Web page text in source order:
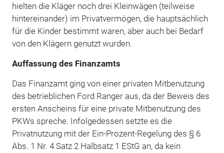
hielten die Kläger noch drei Kleinwägen (teilweise
hintereinander) im Privatvermögen, die hauptsächlich
für die Kinder bestimmt waren, aber auch bei Bedarf
von den Klägern genutzt wurden.
Auffassung des Finanzamts
Das Finanzamt ging von einer privaten Mitbenutzung
des betrieblichen Ford Ranger aus, da der Beweis des
ersten Anscheins für eine private Mitbenutzung des
PKWs spreche. Infolgedessen setzte es die
Privatnutzung mit der Ein-Prozent-Regelung des § 6
Abs. 1 Nr. 4 Satz 2 Halbsatz 1 EStG an, da kein